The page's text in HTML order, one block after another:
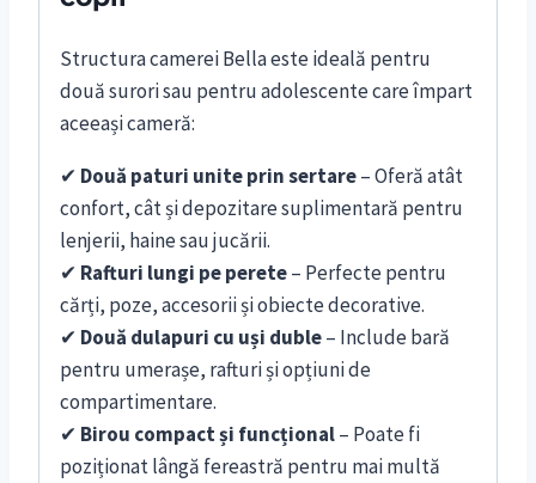
Structura camerei Bella este ideală pentru
două surori sau pentru adolescente care împart
aceeași cameră:
✔ Două paturi unite prin sertare– Oferă atât
confort, cât și depozitare suplimentară pentru
lenjerii, haine sau jucării.
✔ Rafturi lungi pe perete– Perfecte pentru
cărți, poze, accesorii și obiecte decorative.
✔ Două dulapuri cu uși duble– Include bară
pentru umerașe, rafturi și opțiuni de
compartimentare.
✔ Birou compact și funcțional– Poate fi
poziționat lângă fereastră pentru mai multă